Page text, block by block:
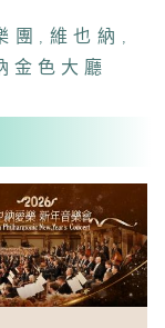
團 , 維也納 ,
金色大廳